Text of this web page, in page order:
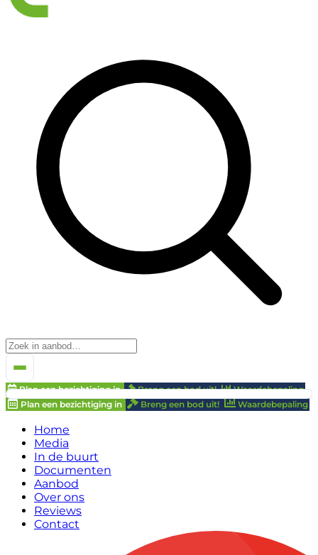
Plan een bezichtiging in Breng een bod uit!
Waardebepaling
Plan een bezichtiging in
Breng een bod uit! Waardebepaling
Home
Media
In de buurt
Documenten
Aanbod
Over ons
Reviews
Contact